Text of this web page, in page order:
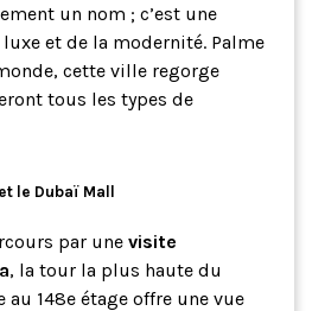
un nom ; c’est une
et de la modernité. Palme
cette ville regorge
tous les types de
le Dubaï Mall
par une visite
, la tour la plus haute du
au 148e étage offre une vue